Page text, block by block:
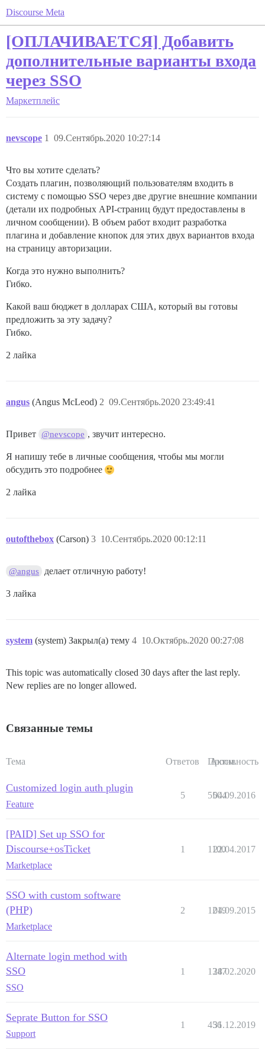
Discourse Meta
[ОПЛАЧИВАЕТСЯ] Добавить
дополнительные варианты входа
через SSO
Маркетплейс
nevscope 09.Сентябрь.2020 10:27:14
1
Что вы хотите сделать?
Создать плагин, позволяющий пользователям входить в
систему с помощью SSO через две другие внешние компании
(детали их подробных API-страниц будут предоставлены в
личном сообщении). В объем работ входит разработка
плагина и добавление кнопок для этих двух вариантов входа
на страницу авторизации.
Когда это нужно выполнить?
Гибко.
Какой ваш бюджет в долларах США, который вы готовы
предложить за эту задачу?
Гибко.
2 лайка
angus (Angus McLeod) 09.Сентябрь.2020 23:49:41
2
Привет @nevscope , звучит интересно.
Я напишу тебе в личные сообщения, чтобы мы могли
обсудить это подробнее
2 лайка
outofthebox (Carson) 10.Сентябрь.2020 00:12:11
3
@angus делает отличную работу!
3 лайка
system (system) Закрыл(а) тему 10.Октябрь.2020 00:27:08
4
This topic was automatically closed 30 days after the last reply.
New replies are no longer allowed.
Связанные темы
Тема Ответов Просм.
Активность
Customized login auth plugin
Feature
5 5504
04.09.2016
[PAID] Set up SSO for
Discourse+osTicket
Marketplace
1 1100
22.04.2017
SSO with custom software
(PHP)
Marketplace
2 1219
04.09.2015
Alternate login method with
SSO
SSO
1 1347
28.02.2020
Seprate Button for SSO
Support
1 456
31.12.2019